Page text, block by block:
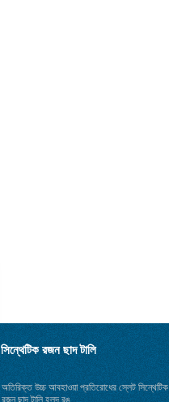
সিন্থেটিক রজন ছাদ টালি
অতিরিক্ত উচ্চ আবহাওয়া প্রতিরোধের স্লেট সিন্থেটিক
রজন ছাদ টালি হলুদ রঙ